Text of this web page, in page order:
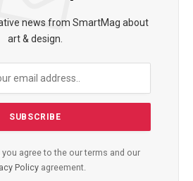
news from SmartMag about
art & design.
you agree to the our terms and our
Policy agreement.